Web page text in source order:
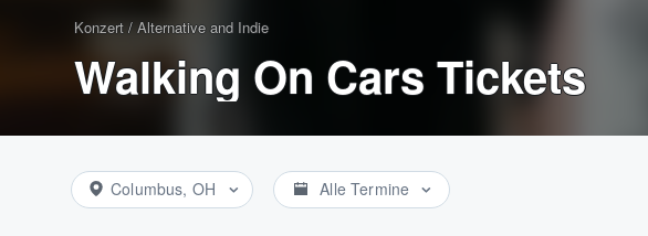
Konzert / Alternative and Indie
Walking On Cars Tickets
Columbus, OH Alle Termine